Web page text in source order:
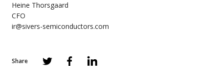
Heine Thorsgaard
CFO
ir@sivers-semiconductors.com
Share